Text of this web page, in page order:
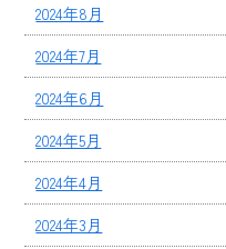
2024年8月
2024年7月
2024年6月
2024年5月
2024年4月
2024年3月